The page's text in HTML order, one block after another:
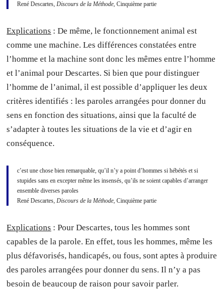
René Descartes,Discours de la Méthode, Cinquième partie
Explications : De même, le fonctionnement animal est
comme une machine. Les différences constatées entre
l’homme et la machine sont donc les mêmes entre l’homme
et l’animal pour Descartes. Si bien que pour distinguer
l’homme de l’animal, il est possible d’appliquer les deux
critères identifiés : les paroles arrangées pour donner du
sens en fonction des situations, ainsi que la faculté de
s’adapter à toutes les situations de la vie et d’agir en
conséquence.
c’est une chose bien remarquable, qu’il n’y a point d’hommes si hébétés et si
stupides sans en excepter même les insensés, qu’ils ne soient capables d’arranger
ensemble diverses paroles
René Descartes,Discours de la Méthode, Cinquième partie
Explications : Pour Descartes, tous les hommes sont
capables de la parole. En effet, tous les hommes, même les
plus défavorisés, handicapés, ou fous, sont aptes à produire
des paroles arrangées pour donner du sens. Il n’y a pas
besoin de beaucoup de raison pour savoir parler.